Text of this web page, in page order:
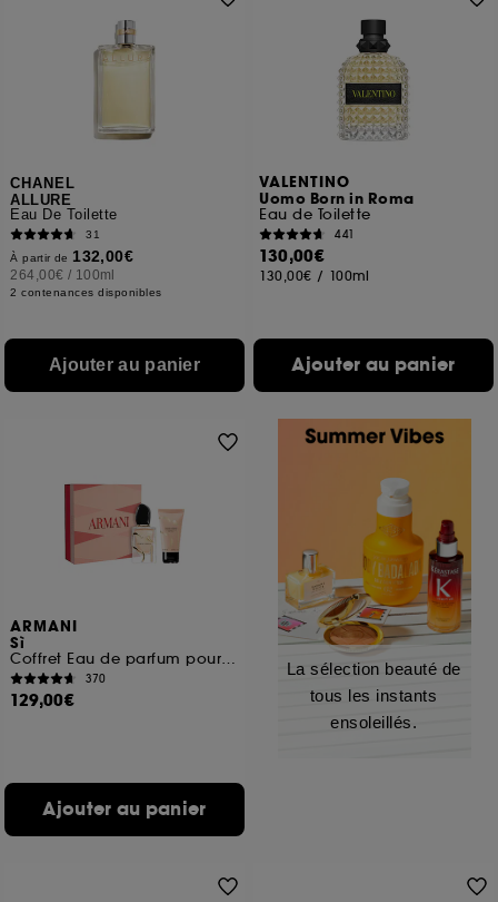
CHANEL
ALLURE
Eau De Toilette
31
À partir de 132,00€
264,00€ / 100ml
2 contenances disponibles
Ajouter au panier
VALENTINO
Uomo Born in Roma
Eau de Toilette
441
130,00€
130,00€ / 100ml
Ajouter au panier
ARMANI
Sì
Coffret Eau de parfum pour femme
370
129,00€
Ajouter au panier
La sélection beauté de
tous les instants
ensoleillés.